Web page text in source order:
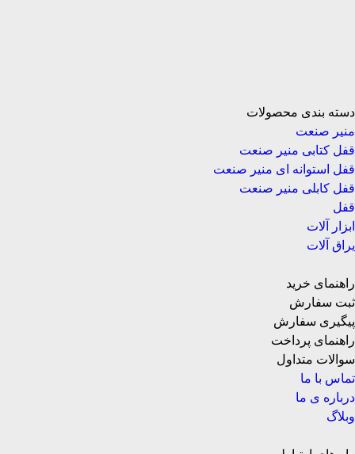
دسته بندی محصولات
منیر صنعت
قفل کتابی منیر صنعت
قفل استوانه ای منیر صنعت
قفل کابلی منیر صنعت
قفل
ابزار آلات
یراق آلات
راهنمای خرید
ثبت سفارش
پیگیری سفارش
راهنمای پرداخت
سوالات متداول
تماس با ما
درباره ی ما
وبلاگ